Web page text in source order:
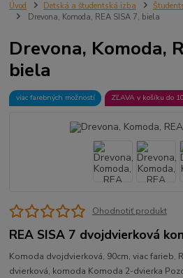
Úvod Detská a študentská izba
Drevona, Komoda, REA SISA 7, biela
Drevona, Komoda,
biela
viac farebných možností ZĽAVA v košíku do
Ohodnotiť produkt
REA SISA 7 dvojdvierková
Komoda dvojdvierková, 90cm, viac farieb,
dvierková, komoda Komoda 2-dvierka